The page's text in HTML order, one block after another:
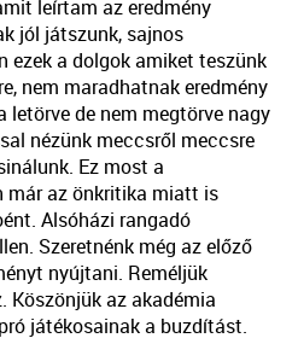
leírtam az eredmény
jól játszunk, sajnos
ezek a dolgok amiket teszünk
nem maradhatnak eredmény
letörve de nem megtörve nagy
nézünk meccsről meccsre
Ez most a
már az önkritika miatt is
Alsóházi rangadó
Szeretnénk még az előző
nyújtani. Reméljük
Köszönjük az akadémia
játékosainak a buzdítást.